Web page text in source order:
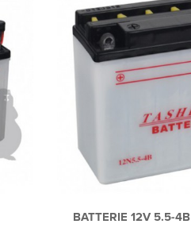
BATTERIE 12V 5.5-4B